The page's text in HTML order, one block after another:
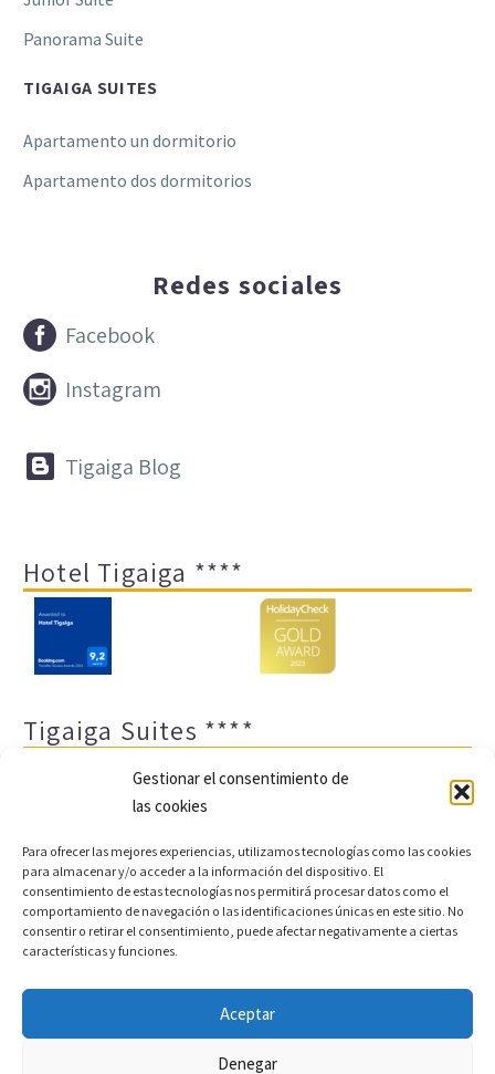
Gestionar el consentimiento de
las cookies
Para ofrecer las mejores experiencias, utilizamos tecnologías como las cookies
para almacenar y/o acceder a la información del dispositivo. El
consentimiento de estas tecnologías nos permitirá procesar datos como el
comportamiento de navegación o las identificaciones únicas en este sitio. No
consentir o retirar el consentimiento, puede afectar negativamente a ciertas
características y funciones.
Aceptar
Denegar
Panorama Suite
TIGAIGA SUITES
Apartamento un dormitorio
Apartamento dos dormitorios
Redes sociales

 Facebook

 Instagram

 Tigaiga Blog
Hotel Tigaiga ****
Tigaiga Suites ****
Aviso legal y política de privacidad
Transparencia
Cookies
Sitemap
Desarrollo web y motor de reservas